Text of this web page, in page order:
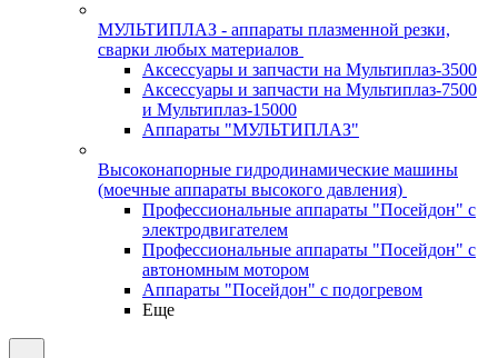
МУЛЬТИПЛАЗ - аппараты плазменной резки,
сварки любых материалов
Аксессуары и запчасти на Мультиплаз-3500
Аксессуары и запчасти на Мультиплаз-7500
и Мультиплаз-15000
Аппараты "МУЛЬТИПЛАЗ"
Высоконапорные гидродинамические машины
(моечные аппараты высокого давления)
Профессиональные аппараты "Посейдон" с
электродвигателем
Профессиональные аппараты "Посейдон" с
автономным мотором
Аппараты "Посейдон" с подогревом
Еще